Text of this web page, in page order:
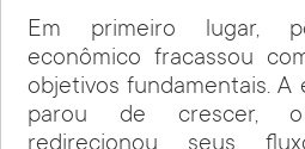
Em primeiro lugar,
econômico fracassou
objetivos fundamentais. A
parou de crescer,